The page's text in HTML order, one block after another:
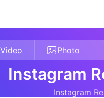
Video Photo
Instagram
Instagram